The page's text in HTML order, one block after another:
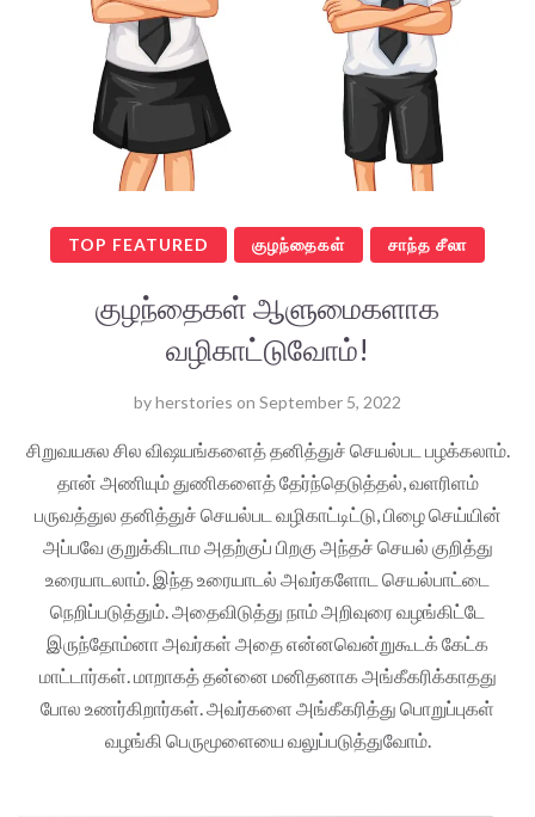
TOP FEATURED குழந்தைகள் சாந்த சீலா
குழந்தைகள் ஆளுமைகளாக
வழிகாட்டுவோம்!
byherstories on September 5, 2022
சிறுவயசுல சில விஷயங்களைத் தனித்துச் செயல்பட பழக்கலாம்.
தான் அணியும் துணிகளைத் தேர்ந்தெடுத்தல், வளரிளம்
பருவத்துல தனித்துச் செயல்பட வழிகாட்டிட்டு, பிழை செய்யின்
அப்பவே குறுக்கிடாம அதற்குப் பிறகு அந்தச் செயல் குறித்து
உரையாடலாம். இந்த உரையாடல் அவர்களோட செயல்பாட்டை
நெறிப்படுத்தும். அதைவிடுத்து நாம் அறிவுரை வழங்கிட்டே
இருந்தோம்னா அவர்கள் அதை என்னவென்றுகூடக் கேட்க
மாட்டார்கள். மாறாகத் தன்னை மனிதனாக அங்கீகரிக்காதது
போல உணர்கிறார்கள். அவர்களை அங்கீகரித்து பொறுப்புகள்
வழங்கி பெருமூளையை வலுப்படுத்துவோம்.